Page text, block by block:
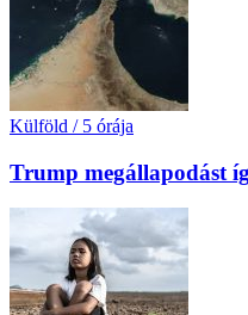
Külföld / 5 órája
Trump megállapodást